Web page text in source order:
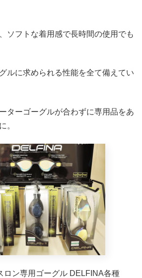
ソフトな着用感で長時間の使用でも
ルに求められる性能を全て備えてい
ターゴーグルが合わずに専用品をあ
。
ロン専用ゴーグル DELFINA各種